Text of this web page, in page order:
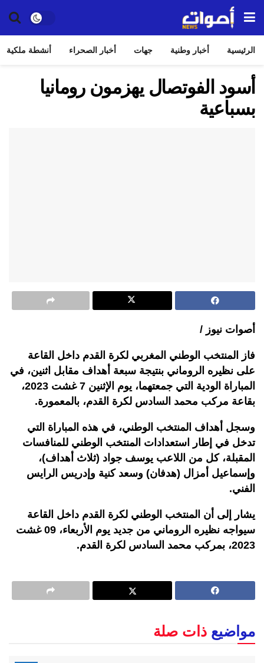
الرئيسية أخبار وطنية جهات أخبار الصحراء أنشطة ملكية
أسود الفوتصال يهزمون رومانيا
بسباعية
أصوات نيوز /
فاز المنتخب الوطني المغربي لكرة القدم داخل القاعة
على نظيره الروماني بنتيجة سبعة أهداف مقابل اثنين، في
المباراة الودية التي جمعتهما، يوم الإثنين 7 غشت 2023،
بقاعة مركب محمد السادس لكرة القدم، بالمعمورة.
وسجل أهداف المنتخب الوطني، في هذه المباراة التي
تدخل في إطار استعدادات المنتخب الوطني للمنافسات
المقبلة، كل من اللاعب يوسف جواد (ثلاث أهداف)،
وإسماعيل أمزال (هدفان) وسعد كنية وإدريس الرايس
الفني.
يشار إلى أن المنتخب الوطني لكرة القدم داخل القاعة
سيواجه نظيره الروماني من جديد يوم الأربعاء، 09 غشت
2023، بمركب محمد السادس لكرة القدم.
مواضيع ذات صلة